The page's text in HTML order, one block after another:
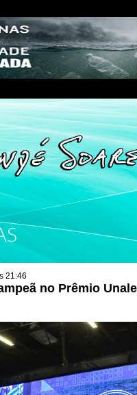
21:46
no Prêmio